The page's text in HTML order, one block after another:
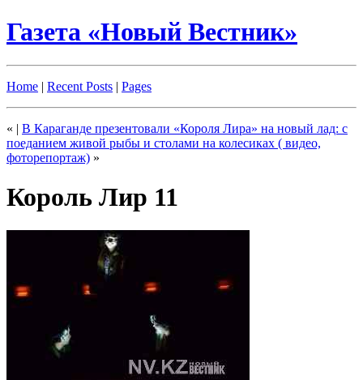
Газета «Новый Вестник»
Home | Recent Posts | Pages
« | В Караганде презентовали «Короля Лира» на новый лад: с
поеданием живой рыбы и столами на колесиках ( видео,
фоторепортаж) »
Король Лир 11